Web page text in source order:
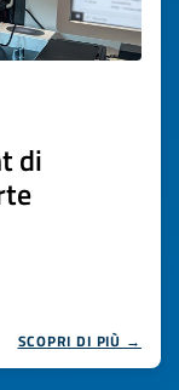
di
SCOPRI DI PIÙ →